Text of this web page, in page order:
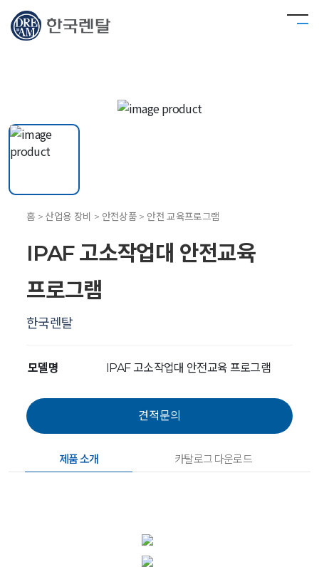
홈 > 산업용 장비 > 안전상품 > 안전 교육프로그램
IPAF 고소작업대 안전교육
프로그램
한국렌탈
모델명 IPAF 고소작업대 안전교육 프로그램
제품 소개 카탈로그 다운로드